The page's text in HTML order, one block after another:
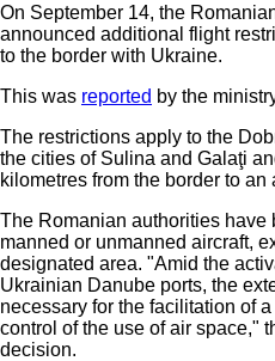
On September 14, the
announced additional flight
to the border with Ukraine.
This was reported by the
The restrictions apply to the
the cities of Sulina and Galaţi
kilometres from the border to an
The Romanian authorities have
manned or unmanned aircraft,
designated area. "Amid the
Ukrainian Danube ports, the
necessary for the facilitation of
control of the use of air space,"
decision.